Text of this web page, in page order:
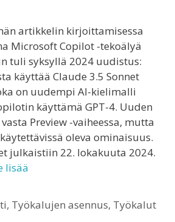
artikkelin kirjoittamisessa
Microsoft Copilot -tekoälyä
tuli syksyllä 2024 uudistus:
käyttää Claude 3.5 Sonnet
on uudempi AI-kielimalli
käyttämä GPT-4. Uuden
Preview -vaiheessa, mutta
oleva ominaisuus.
julkaistiin 22. lokakuuta 2024.
lisää
, Työkalujen asennus, Työkalut